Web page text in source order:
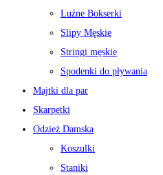
Luźne Bokserki
Slipy Męskie
Stringi męskie
Spodenki do pływania
Majtki dla par
Skarpetki
Odzież Damska
Koszulki
Staniki